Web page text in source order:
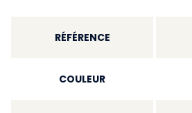
RÉFÉRENCE
COULEUR